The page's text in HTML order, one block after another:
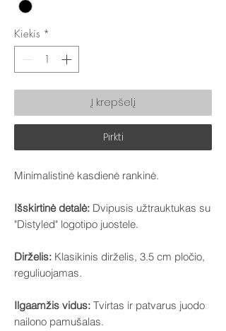
Kiekis *
Į krepšelį
Pirkti
Minimalistinė kasdienė rankinė.
Išskirtinė detalė: Dvipusis užtrauktukas su
"Distyled" logotipo juostele.
Dirželis: Klasikinis dirželis, 3.5 cm pločio,
reguliuojamas.
Ilgaamžis vidus: Tvirtas ir patvarus juodo
nailono pamušalas.